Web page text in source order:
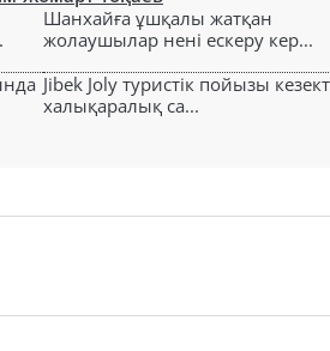
Шанхайға ұшқалы жатқан
жолаушылар нені ескеру кер...
Jibek Joly туристік пойызы
халықаралық са...